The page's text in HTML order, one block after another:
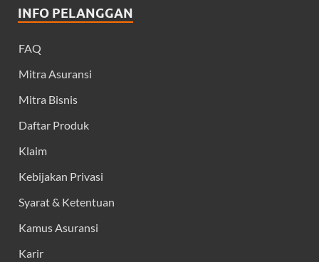
INFO PELANGGAN
FAQ
Mitra Asuransi
Mitra Bisnis
Daftar Produk
Klaim
Kebijakan Privasi
Syarat & Ketentuan
Kamus Asuransi
Karir